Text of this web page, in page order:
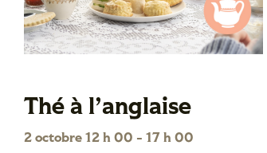
Thé à l’anglaise
2 octobre 12 h 00 - 17 h 00